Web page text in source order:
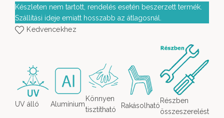
Készleten nem tartott, rendelés esetén beszerzett termék.
Szállítási ideje emiatt hosszabb az átlagosnál.
Kedvencekhez
UV álló Alumínium
Könnyen
tisztítható
Rakásolható
Részben
összeszerelést